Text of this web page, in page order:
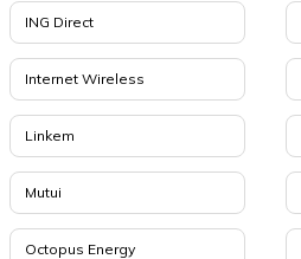
ING Direct
Internet Wireless
Linkem
Mutui
Octopus Energy